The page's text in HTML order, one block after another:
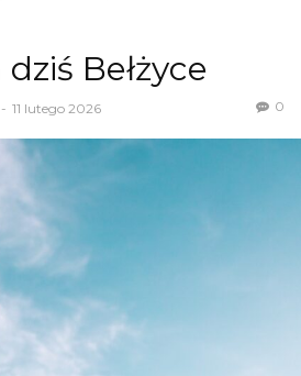
Bełżyce
- 11 lutego 2026 0